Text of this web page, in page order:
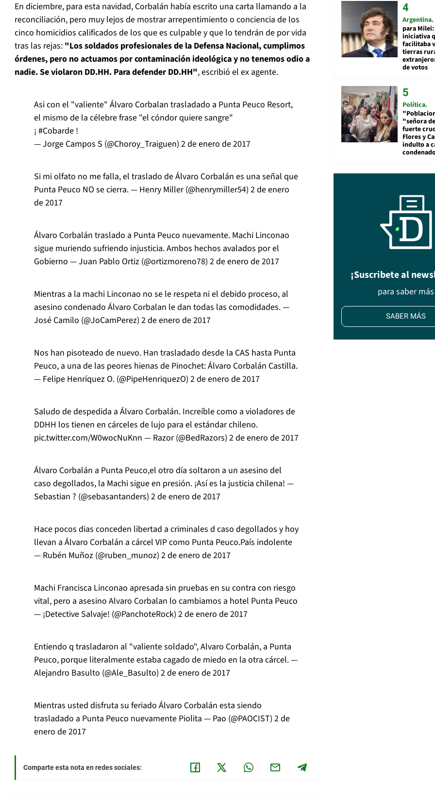
En diciembre, para esta navidad, Corbalán había escrito una carta llamando a la
reconciliación, pero muy lejos de mostrar arrepentimiento o conciencia de los
cinco homicidios calificados de los que es culpable y que lo tendrán de por vida
tras las rejas: "Los soldados profesionales de la Defensa Nacional, cumplimos
órdenes, pero no actuamos por contaminación ideológica y no tenemos odio a
nadie. Se violaron DD.HH. Para defender DD.HH", escribió el ex agente.
Asi con el "valiente" Álvaro Corbalan trasladado a Punta Peuco Resort,
el mismo de la célebre frase "el cóndor quiere sangre"
¡ #Cobarde !
— Jorge Campos S (@Choroy_Traiguen) 2 de enero de 2017
Si mi olfato no me falla, el traslado de Álvaro Corbalán es una señal que
Punta Peuco NO se cierra. — Henry Miller (@henrymiller54) 2 de enero
de 2017
Álvaro Corbalán traslado a Punta Peuco nuevamente. Machi Linconao
sigue muriendo sufriendo injusticia. Ambos hechos avalados por el
Gobierno — Juan Pablo Ortiz (@ortizmoreno78) 2 de enero de 2017
Mientras a la machi Linconao no se le respeta ni el debido proceso, al
asesino condenado Álvaro Corbalan le dan todas las comodidades. —
José Camilo (@JoCamPerez) 2 de enero de 2017
Nos han pisoteado de nuevo. Han trasladado desde la CAS hasta Punta
Peuco, a una de las peores hienas de Pinochet: Álvaro Corbalán Castilla.
— Felipe Henríquez O. (@PipeHenriquezO) 2 de enero de 2017
Saludo de despedida a Álvaro Corbalán. Increíble como a violadores de
DDHH los tienen en cárceles de lujo para el estándar chileno.
pic.twitter.com/W0wocNuKnn — Razor (@BedRazors) 2 de enero de 2017
Álvaro Corbalán a Punta Peuco,el otro día soltaron a un asesino del
caso degollados, la Machi sigue en presión. ¡Así es la justicia chilena! —
Sebastian ? (@sebasantanders) 2 de enero de 2017
Hace pocos dias conceden libertad a criminales d caso degollados y hoy
llevan a Álvaro Corbalán a cárcel VIP como Punta Peuco.País indolente
— Rubén Muñoz (@ruben_munoz) 2 de enero de 2017
Machi Francisca Linconao apresada sin pruebas en su contra con riesgo
vital, pero a asesino Alvaro Corbalan lo cambiamos a hotel Punta Peuco
— ¡Detective Salvaje! (@PanchoteRock) 2 de enero de 2017
Entiendo q trasladaron al "valiente soldado", Alvaro Corbalán, a Punta
Peuco, porque literalmente estaba cagado de miedo en la otra cárcel. —
Alejandro Basulto (@Ale_Basulto) 2 de enero de 2017
Mientras usted disfruta su feriado Álvaro Corbalán esta siendo
trasladado a Punta Peuco nuevamente Piolita — Pao (@PAOCIST) 2 de
enero de 2017
Comparte esta nota en redes sociales:
Argentina
para
iniciativa
facilitaba
tierras
de votos
Política
"señora
fuerte
Flores y
indulto a
¡Suscribete al
para saber más
SABER MÁS